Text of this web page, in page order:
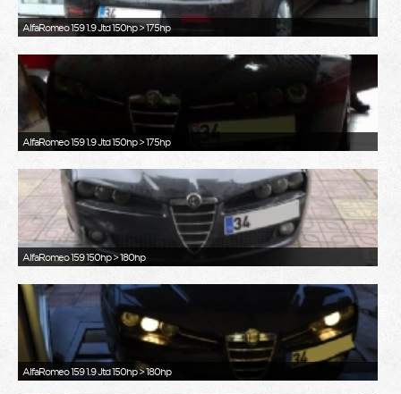
AlfaRomeo 159 1.9 Jtd 150hp > 175hp
AlfaRomeo 159 1.9 Jtd 150hp > 175hp
AlfaRomeo 159 150hp > 180hp
AlfaRomeo 159 1.9 Jtd 150hp > 180hp